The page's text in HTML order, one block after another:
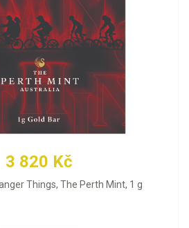
3 820 Kč
Things, The Perth Mint, 1 g